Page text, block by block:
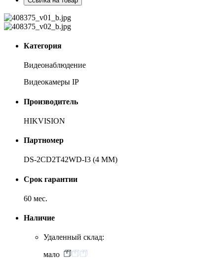
Категория
Видеонаблюдение
Видеокамеры IP
Производитель
HIKVISION
Партномер
DS-2CD2T42WD-I3 (4 MM)
Срок гарантии
60 мес.
Наличие
Удаленный склад:
мало